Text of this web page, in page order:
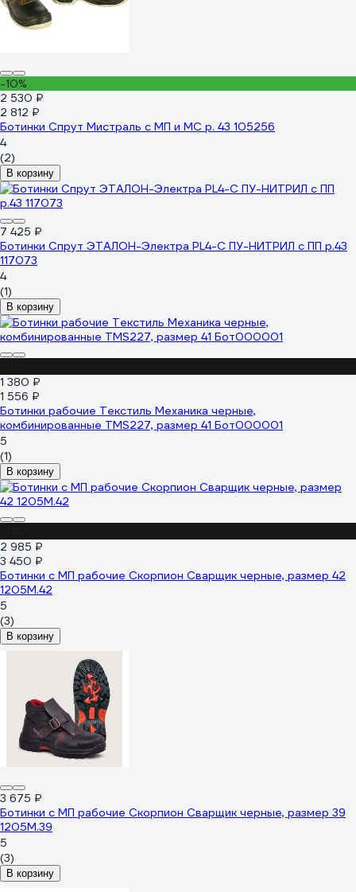
-10%
2 530 ₽
2 812 ₽
Ботинки Спрут Мистраль с МП и МС р. 43 105256
4
(2)
В корзину
7 425 ₽
Ботинки Спрут ЭТАЛОН-Электра PL4-C ПУ-НИТРИЛ с ПП р.43
117073
4
(1)
В корзину
1 380 ₽
1 556 ₽
Ботинки рабочие Текстиль Механика черные,
комбинированные TMS227, размер 41 Бот000001
5
(1)
В корзину
2 985 ₽
3 450 ₽
Ботинки с МП рабочие Скорпион Сварщик черные, размер 42
1205М.42
5
(3)
В корзину
3 675 ₽
Ботинки с МП рабочие Скорпион Сварщик черные, размер 39
1205М.39
5
(3)
В корзину